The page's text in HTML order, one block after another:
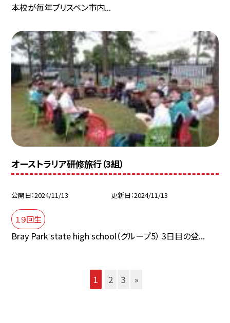
本校が毎年ブリスベン市内...
オーストラリア研修旅行（3組）
公開日 2024/11/13 更新日 2024/11/13
１９回生
Bray Park state high school（グループ5） 3日目の登...
1 2 3 »